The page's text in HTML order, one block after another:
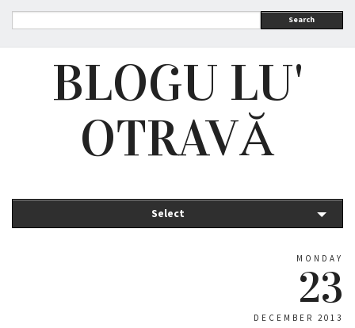
Search
BLOGU LU'
OTRAVĂ
Select
MONDAY
23
DECEMBER 2013